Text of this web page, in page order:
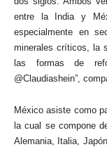
entre la India y
especialmente en
minerales críticos, la
las formas de
@Claudiashein”,
México asiste como
la cual se compone
Alemania, Italia,